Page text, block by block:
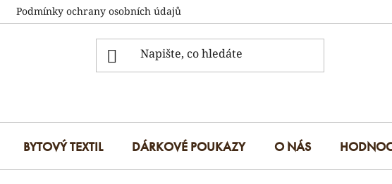
Podmínky ochrany osobních údajů
BYTOVÝ TEXTIL DÁRKOVÉ POUKAZY O NÁS